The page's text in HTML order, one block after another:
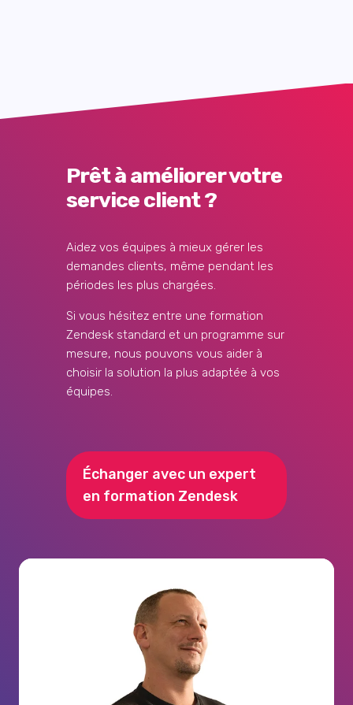
Prêt à améliorer votre
service client ?
Aidez vos équipes à mieux gérer les
demandes clients, même pendant les
périodes les plus chargées.
Si vous hésitez entre une formation
Zendesk standard et un programme sur
mesure, nous pouvons vous aider à
choisir la solution la plus adaptée à vos
équipes.
Échanger avec un expert
en formation Zendesk